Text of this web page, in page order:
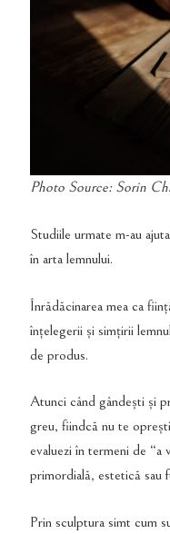
Photo Source: Sorin
Studiile urmate m-au
în arta lemnului.
Înrădăcinarea mea ca
înțelegerii și simțirii
de produs.
Atunci când gândești și
greu, fiindcă nu te
evaluezi în termeni de
primordială, estetică sau
Prin sculptura simt cum